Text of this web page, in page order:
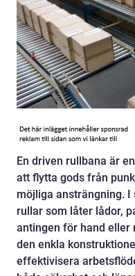
En driven rullbana är
att flytta gods från
möjliga ansträngning.
rullar som låter lådor,
antingen för hand eller
den enkla
effektivisera